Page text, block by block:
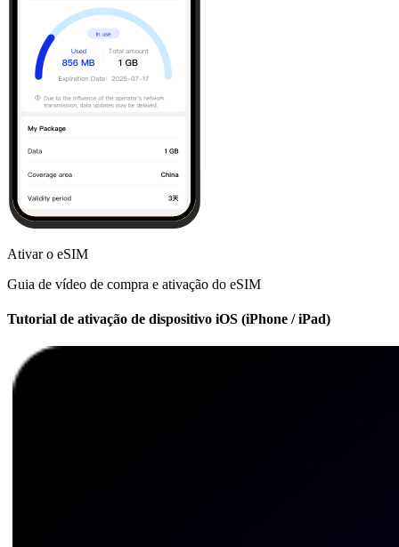
Ativar o eSIM
Guia de vídeo de compra e ativação do eSIM
Tutorial de ativação de dispositivo iOS (iPhone / iPad)